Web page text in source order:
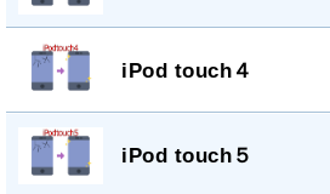
iPod touch４
iPod touch５